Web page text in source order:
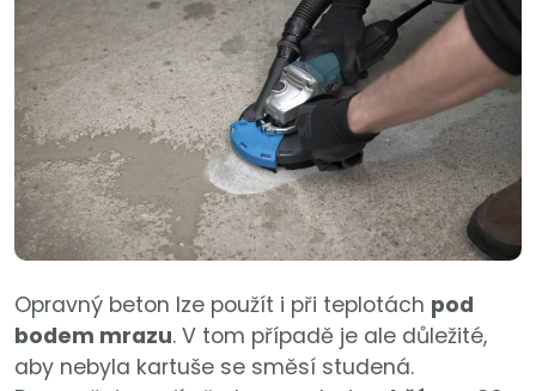
Opravný beton lze použít i při teplotách pod
bodem mrazu. V tom případě je ale důležité,
aby nebyla kartuše se směsí studená.